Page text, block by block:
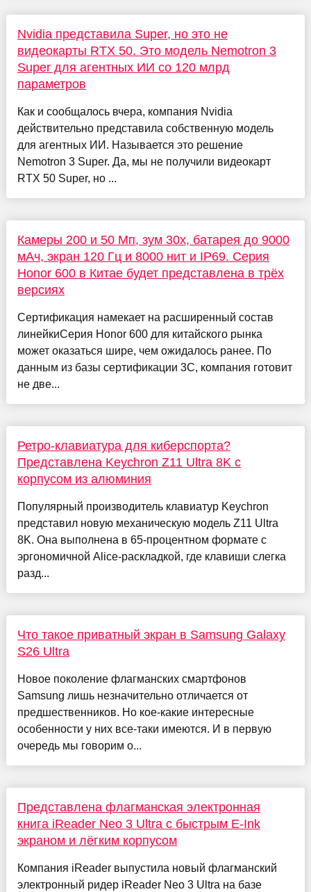
Nvidia представила Super, но это не
видеокарты RTX 50. Это модель Nemotron 3
Super для агентных ИИ со 120 млрд
параметров
Как и сообщалось вчера, компания Nvidia
действительно представила собственную модель
для агентных ИИ. Называется это решение
Nemotron 3 Super. Да, мы не получили видеокарт
RTX 50 Super, но ...
Камеры 200 и 50 Мп, зум 30х, батарея до 9000
мАч, экран 120 Гц и 8000 нит и IP69. Серия
Honor 600 в Китае будет представлена в трёх
версиях
Сертификация намекает на расширенный состав
линейкиСерия Honor 600 для китайского рынка
может оказаться шире, чем ожидалось ранее. По
данным из базы сертификации 3C, компания готовит
не две...
Ретро-клавиатура для киберспорта?
Представлена Keychron Z11 Ultra 8K с
корпусом из алюминия
Популярный производитель клавиатур Keychron
представил новую механическую модель Z11 Ultra
8K. Она выполнена в 65-процентном формате с
эргономичной Alice-раскладкой, где клавиши слегка
разд...
Что такое приватный экран в Samsung Galaxy
S26 Ultra
Новое поколение флагманских смартфонов
Samsung лишь незначительно отличается от
предшественников. Но кое-какие интересные
особенности у них все-таки имеются. И в первую
очередь мы говорим о...
Представлена флагманская электронная
книга iReader Neo 3 Ultra с быстрым E-Ink
экраном и лёгким корпусом
Компания iReader выпустила новый флагманский
электронный ридер iReader Neo 3 Ultra на базе